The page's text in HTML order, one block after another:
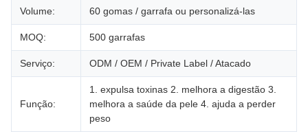
Volume: 60 gomas / garrafa ou personalizá-las
MOQ: 500 garrafas
Serviço: ODM / OEM / Private Label / Atacado
Função:
1. expulsa toxinas 2. melhora a digestão 3.
melhora a saúde da pele 4. ajuda a perder
peso